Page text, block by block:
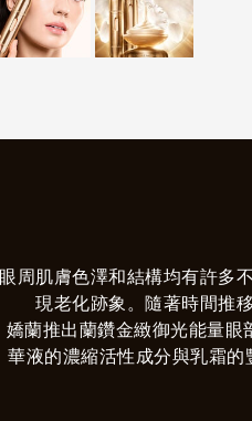
眼周肌膚色澤和結構均有許多
現老化跡象。隨著時間推
嬌蘭推出蘭鑽金緻御光能量眼
華液的濃縮活性成分與乳霜
拾均勻和諧，煥發青春光采。